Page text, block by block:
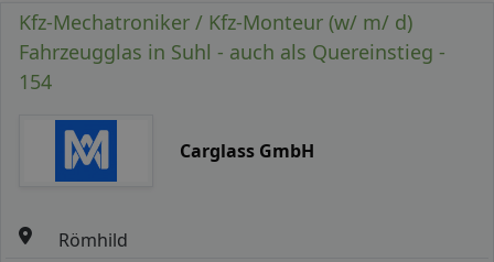
Kfz-Mechatroniker / Kfz-Monteur (w/ m/ d)
Fahrzeugglas in Suhl - auch als Quereinstieg -
154
Carglass GmbH
Römhild